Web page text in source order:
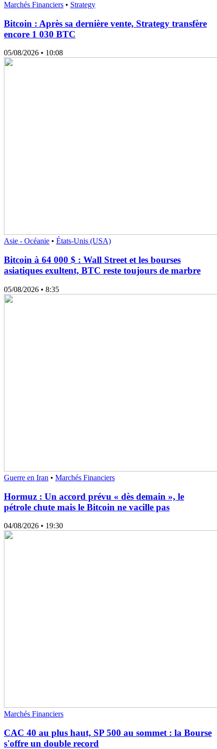
Marchés Financiers • Strategy
Bitcoin : Après sa dernière vente, Strategy transfère
encore 1 030 BTC
05/08/2026 • 10:08
Asie - Océanie • États-Unis (USA)
Bitcoin à 64 000 $ : Wall Street et les bourses
asiatiques exultent, BTC reste toujours de marbre
05/08/2026 • 8:35
Guerre en Iran • Marchés Financiers
Hormuz : Un accord prévu « dès demain », le
pétrole chute mais le Bitcoin ne vacille pas
04/08/2026 • 19:30
Marchés Financiers
CAC 40 au plus haut, SP 500 au sommet : la Bourse
s'offre un double record